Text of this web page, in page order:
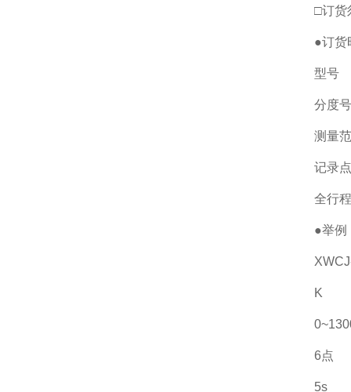
□订货
●订货
型号
分度号
测量
记录
全行
●举例
K
6点
5s